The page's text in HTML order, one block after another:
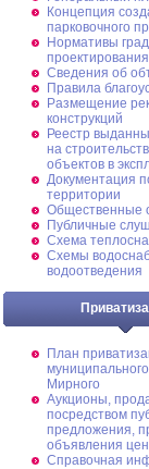
Концепция
парковочного
Нормативы
проектирования
Сведения об
Правила
Размещение
конструкций
Реестр
на
объектов в
Документация
территории
Общественные
Публичные
Схема
Схемы
водоотведения
План
Мирного
Аукционы,
посредством
предложения,
объявления
Справочная